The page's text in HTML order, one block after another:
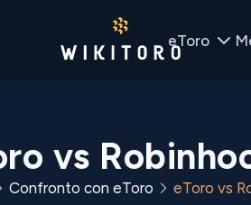
eToro
vs
Confronto con eToro eToro vs